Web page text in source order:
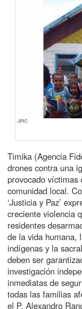
JPIC
Timika (Agencia
drones contra una
provocado
comunidad local.
‘Justicia y Paz’
creciente violencia
residentes
de la vida humana,
indígenas y la
deben ser
investigación
inmediatas de
todas las familias
el P. Alexandro